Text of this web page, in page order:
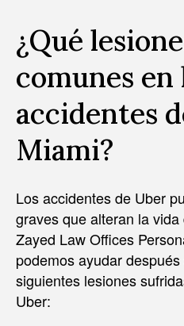
¿Qué
comunes en
accidentes
Miami?
Los accidentes de Uber
graves que alteran la
Zayed Law Offices
podemos ayudar
siguientes lesiones
Uber: